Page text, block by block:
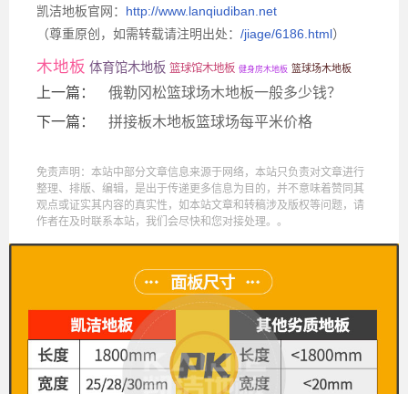
凯洁地板官网： http://www.lanqiudiban.net
（尊重原创，如需转载请注明出处： /jiage/6186.html）
木地板 体育馆木地板 篮球馆木地板 健身房木地板 篮球场木地板
上一篇：
俄勒冈松篮球场木地板一般多少钱？
下一篇：
拼接板木地板篮球场每平米价格
免责声明：本站中部分文章信息来源于网络，本站只负责对文章进行
整理、排版、编辑，是出于传递更多信息为目的，并不意味着赞同其
观点或证实其内容的真实性，如本站文章和转稿涉及版权等问题，请
作者在及时联系本站，我们会尽快和您对接处理。。